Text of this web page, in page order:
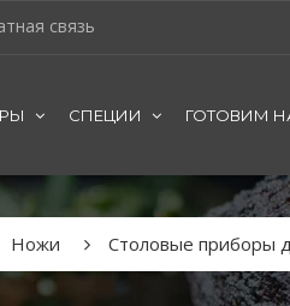
связь
СПЕЦИИ ГОТОВИМ
Ножи Столовые приборы